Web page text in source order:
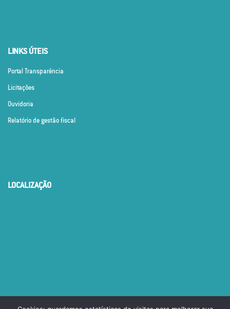
LINKS ÚTEIS
Portal Transparência
Licitações
Ouvidoria
Relatório de gestão fiscal
LOCALIZAÇÃO